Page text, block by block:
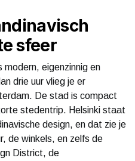
sfeer
modern, eigenzinnig en
drie uur vlieg je er
De stad is compact
stedentrip. Helsinki staat
design, en dat zie je
de winkels, en zelfs de
District, de